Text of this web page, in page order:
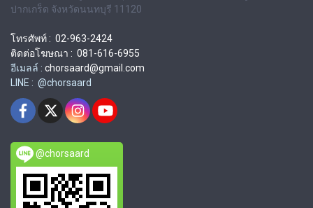
ปากเกร็ด จังหวัดนนทบุรี 11120
โทรศัพท์ : 02-963-2424
ติดต่อโฆษณา : 081-616-6955
อีเมลล์ : chorsaard@gmail.com
LINE : @chorsaard
@chorsaard